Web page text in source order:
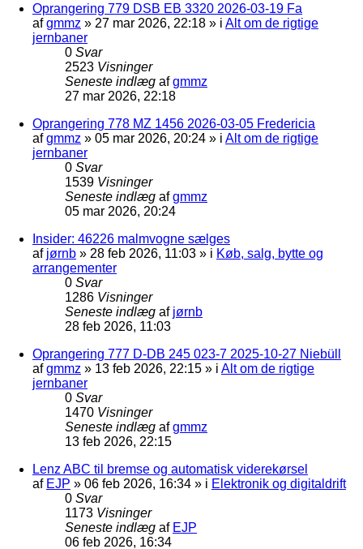
Oprangering 779 DSB EB 3320 2026-03-19 Fa
afgmmz » 27 mar 2026, 22:18 » i Alt om de rigtige
jernbaner
0 Svar
2523 Visninger
Seneste indlæg afgmmz
27 mar 2026, 22:18
Oprangering 778 MZ 1456 2026-03-05 Fredericia
afgmmz » 05 mar 2026, 20:24 » i Alt om de rigtige
jernbaner
0 Svar
1539 Visninger
Seneste indlæg afgmmz
05 mar 2026, 20:24
Insider: 46226 malmvogne sælges
af jørnb » 28 feb 2026, 11:03 » i Køb, salg, bytte og
arrangementer
0 Svar
1286 Visninger
Seneste indlæg af jørnb
28 feb 2026, 11:03
Oprangering 777 D-DB 245 023-7 2025-10-27 Niebüll
afgmmz » 13 feb 2026, 22:15 » i Alt om de rigtige
jernbaner
0 Svar
1470 Visninger
Seneste indlæg afgmmz
13 feb 2026, 22:15
Lenz ABC til bremse og automatisk viderekørsel
af EJP » 06 feb 2026, 16:34 » i Elektronik og digitaldrift
0 Svar
1173 Visninger
Seneste indlæg af EJP
06 feb 2026, 16:34